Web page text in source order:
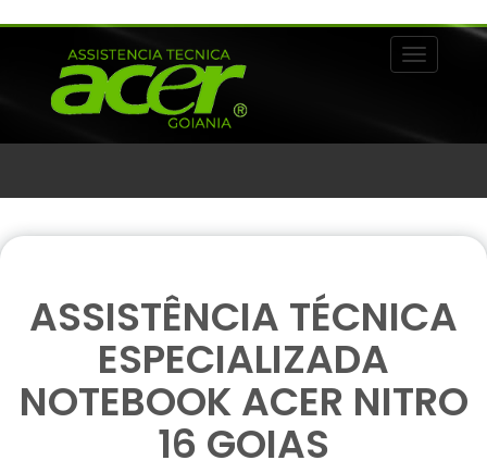
Alternar
ASSISTÊNCIA TÉCNICA
ESPECIALIZADA
NOTEBOOK ACER NITRO
16 GOIAS